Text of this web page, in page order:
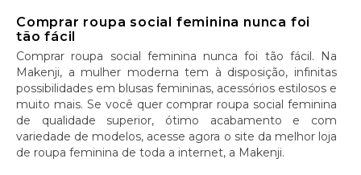
Comprar roupa social feminina nunca foi
tão fácil
Comprar roupa social feminina nunca foi tão fácil. Na
Makenji, a mulher moderna tem à disposição, infinitas
possibilidades em blusas femininas, acessórios estilosos e
muito mais. Se você quer comprar roupa social feminina
de qualidade superior, ótimo acabamento e com
variedade de modelos, acesse agora o site da melhor loja
de roupa feminina de toda a internet, a Makenji.